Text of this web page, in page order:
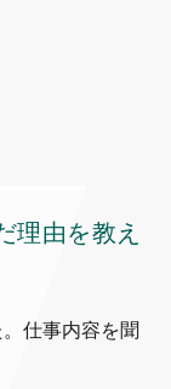
理由を教え
仕事内容を聞